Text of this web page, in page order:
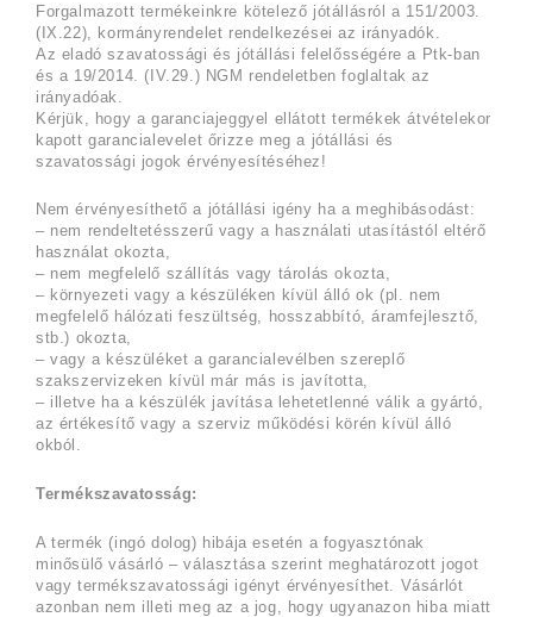
Forgalmazott termékeinkre kötelező jótállásról a 151/2003.
(IX.22), kormányrendelet rendelkezései az irányadók.
Az eladó szavatossági és jótállási felelősségére a Ptk-ban
és a 19/2014. (IV.29.) NGM rendeletben foglaltak az
irányadóak.
Kérjük, hogy a garanciajeggyel ellátott termékek átvételekor
kapott garancialevelet őrizze meg a jótállási és
szavatossági jogok érvényesítéséhez!
Nem érvényesíthető a jótállási igény ha a meghibásodást:
– nem rendeltetésszerű vagy a használati utasítástól eltérő
használat okozta,
– nem megfelelő szállítás vagy tárolás okozta,
– környezeti vagy a készüléken kívül álló ok (pl. nem
megfelelő hálózati feszültség, hosszabbító, áramfejlesztő,
stb.) okozta,
– vagy a készüléket a garancialevélben szereplő
szakszervizeken kívül már más is javította,
– illetve ha a készülék javítása lehetetlenné válik a gyártó,
az értékesítő vagy a szerviz működési körén kívül álló
okból.
Termékszavatosság:
A termék (ingó dolog) hibája esetén a fogyasztónak
minősülő vásárló – választása szerint meghatározott jogot
vagy termékszavatossági igényt érvényesíthet. Vásárlót
azonban nem illeti meg az a jog, hogy ugyanazon hiba miatt